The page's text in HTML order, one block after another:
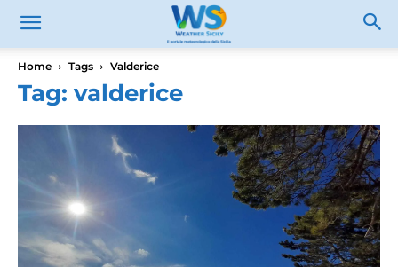
Home Tags Valderice
Tag: valderice